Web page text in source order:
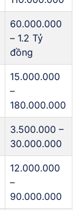
60.000.000
– 1.2 Tỷ
đồng
15.000.000
–
180.000.000
3.500.000 –
30.000.000
12.000.000
–
90.000.000